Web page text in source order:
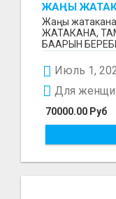
ЖАҢЫ
ТАЗАЛООЧУ
Жаңы
ЖАТАКАНА,
БААРЫН
Июль 1,
70000.00 Руб
Для